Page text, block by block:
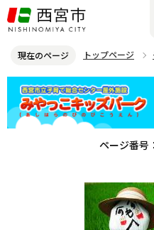
こ
の
の
先
現在のページ トップページ
子育ての集いと遊び場
みやっ
文
こ
ページ番号